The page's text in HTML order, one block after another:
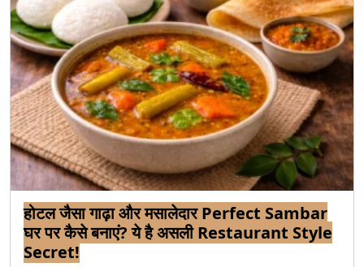
होटल जैसा गाढ़ा और मसालेदार Perfect Sambar
घर पर कैसे बनाएं? ये है असली Restaurant Style
Secret!